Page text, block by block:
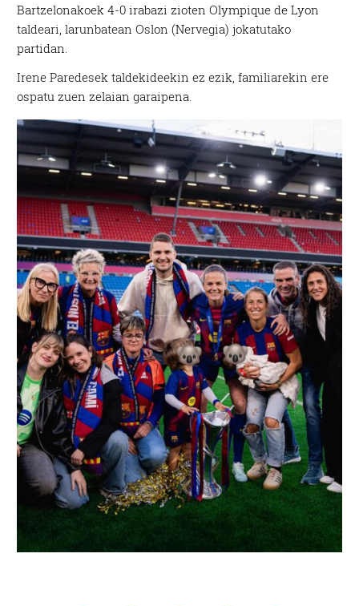
Bartzelonakoek 4-0 irabazi zioten Olympique de Lyon
taldeari, larunbatean Oslon (Nervegia) jokatutako
partidan.
Irene Paredesek taldekideekin ez ezik, familiarekin ere
ospatu zuen zelaian garaipena.